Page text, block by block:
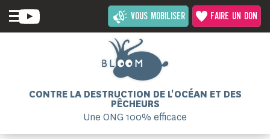
CONTRE LA DESTRUCTION DE L'OCÉAN ET DES
PÊCHEURS
Une ONG 100% efficace
VOUS MOBILISER FAIRE UN DON